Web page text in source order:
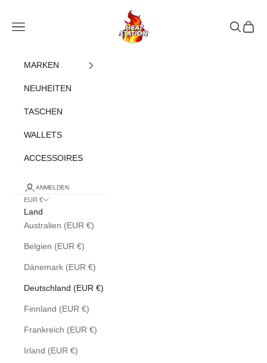
heatstation
Navigationsmenü öffnen
Suche
MARKEN
NEUHEITEN
TASCHEN
WALLETS
ACCESSOIRES
ANMELDEN
EUR €
Land
Australien (EUR €)
Belgien (EUR €)
Dänemark (EUR €)
Deutschland (EUR €)
Finnland (EUR €)
Frankreich (EUR €)
Irland (EUR €)